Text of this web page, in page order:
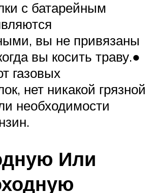
с батарейным
вы не привязаны
вы косить траву.●
газовых
нет никакой грязной
необходимости
Или